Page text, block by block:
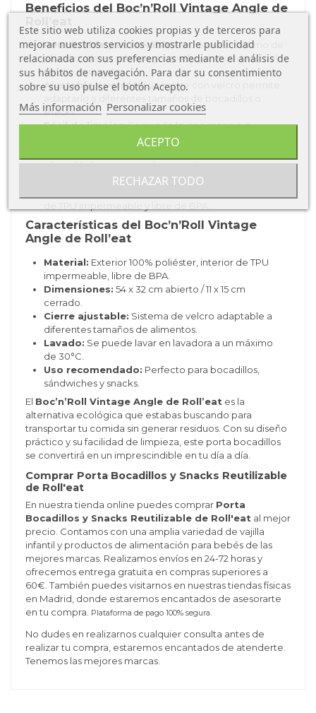
Beneficios del Boc’n’Roll Vintage Angle de
Reutilizable y sostenible:Reduce el consumo de
plásticos de un solo uso y contribuye al cuidado del
medio ambiente.
Ajustable y versátil:Su cierre con velcro permite
snacks.
Fácil de limpiar:Se puede lavar a mano o a
máquina para un mantenimiento óptimo.
pliega fácilmente cuando no está en uso.
Materiales seguros para alimentos:
Características del Boc’n’Roll Vintage
Angle de Roll’eat
Material: Exterior 100% poliéster, interior de TPU
impermeable, libre de BPA.
Dimensiones: 54 x 32 cm abierto / 11 x 15 cm
cerrado.
Cierre ajustable: Sistema de velcro adaptable a
diferentes tamaños de alimentos.
Lavado: Se puede lavar en lavadora a un máximo
de 30°C.
Uso recomendado: Perfecto para bocadillos,
sándwiches y snacks.
El Boc’n’Roll Vintage Angle de Roll’eates la
alternativa ecológica que estabas buscando para
transportar tu comida sin generar residuos. Con su diseño
práctico y su facilidad de limpieza, este porta bocadillos
se convertirá en un imprescindible en tu día a día.
Comprar Porta Bocadillos y Snacks Reutilizable
de Roll'eat
En nuestra tienda online puedes comprar Porta
Bocadillos y Snacks Reutilizable de Roll'eatal mejor
precio. Contamos con una amplia variedad de vajilla
infantil y productos de alimentación para bebés de las
mejores marcas. Realizamos envíos en 24-72 horas y
ofrecemos entrega gratuita en compras superiores a
60€. También puedes visitarnos en nuestras tiendas físicas
en Madrid, donde estaremos encantados de asesorarte
en tu compra. Plataforma de pago 100% segura.
No dudes en realizarnos cualquier consulta antes de
realizar tu compra, estaremos encantados de atenderte.
Tenemos las mejores marcas.
Este sitio web utiliza cookies propias y de terceros para
mejorar nuestros servicios y mostrarle publicidad
relacionada con sus preferencias mediante el análisis de
sus hábitos de navegación. Para dar su consentimiento
sobre su uso pulse el botón Acepto.
Más información Personalizar cookies
RECHAZAR TODO
ACEPTO